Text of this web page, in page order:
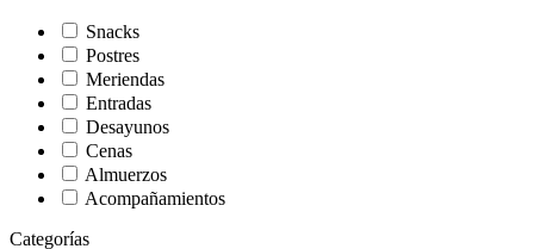
Snacks
Postres
Meriendas
Entradas
Desayunos
Cenas
Almuerzos
Acompañamientos
Categorías